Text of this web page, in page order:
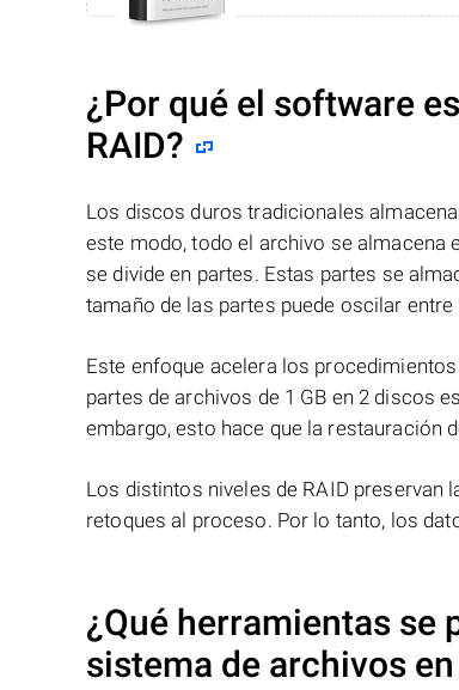
¿Por qué el software
RAID?
Los discos duros tradicionales
este modo, todo el archivo se almacena
se divide en partes. Estas partes se
tamaño de las partes puede oscilar
Este enfoque acelera los
partes de archivos de 1 GB en 2 discos
embargo, esto hace que la restauración
Los distintos niveles de RAID preservan
retoques al proceso. Por lo tanto, los
¿Qué herramientas se
sistema de archivos en